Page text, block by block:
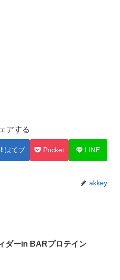
アする
はてブ Pocket LINE
akkey
ダーin BARプロテイン